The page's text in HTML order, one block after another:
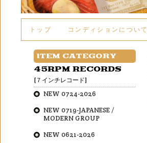
トップ コンディションについて
ITEM CATEGORY
45RPM RECORDS
[７インチレコード]
NEW 0724-2026
NEW 0719-JAPANESE /
MODERN GROUP
NEW 0621-2026